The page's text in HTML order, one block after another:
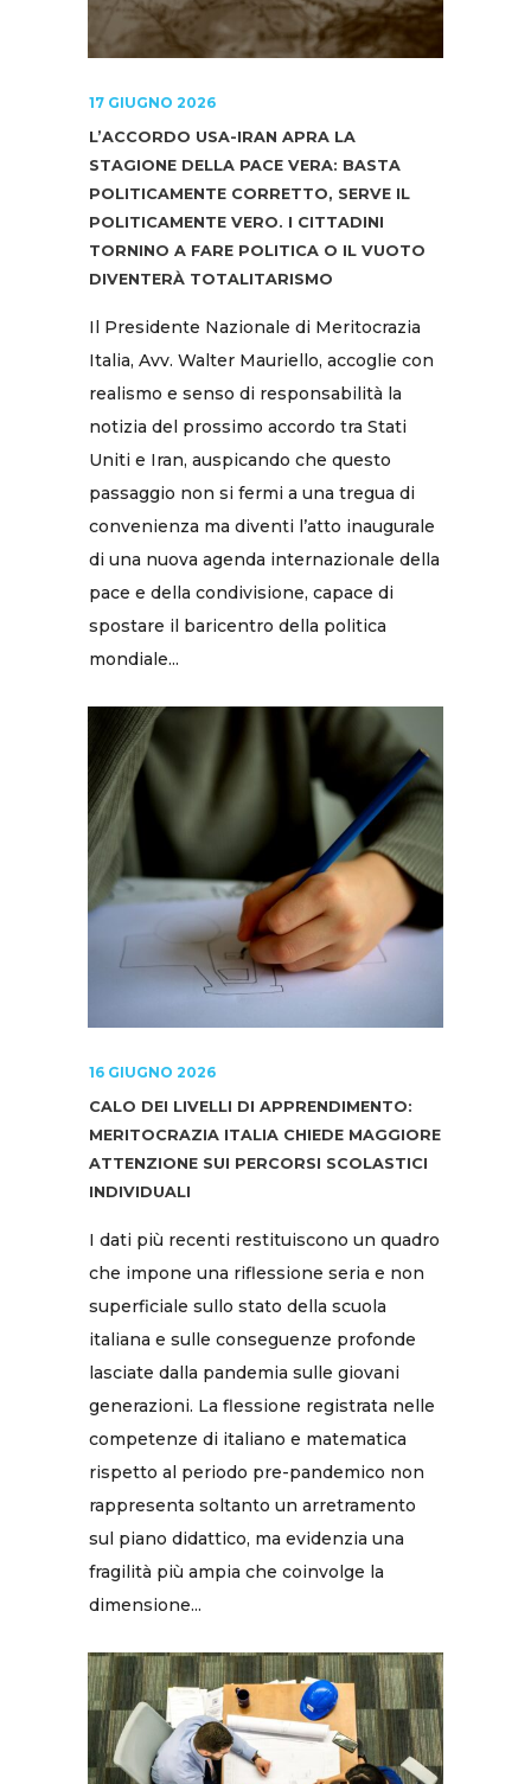
17 GIUGNO 2026
L’ACCORDO USA-IRAN APRA LA
STAGIONE DELLA PACE VERA: BASTA
POLITICAMENTE CORRETTO, SERVE IL
POLITICAMENTE VERO. I CITTADINI
TORNINO A FARE POLITICA O IL VUOTO
DIVENTERÀ TOTALITARISMO
Il Presidente Nazionale di Meritocrazia
Italia, Avv. Walter Mauriello, accoglie con
realismo e senso di responsabilità la
notizia del prossimo accordo tra Stati
Uniti e Iran, auspicando che questo
passaggio non si fermi a una tregua di
convenienza ma diventi l’atto inaugurale
di una nuova agenda internazionale della
pace e della condivisione, capace di
spostare il baricentro della politica
mondiale...
16 GIUGNO 2026
CALO DEI LIVELLI DI APPRENDIMENTO:
MERITOCRAZIA ITALIA CHIEDE MAGGIORE
ATTENZIONE SUI PERCORSI SCOLASTICI
INDIVIDUALI
I dati più recenti restituiscono un quadro
che impone una riflessione seria e non
superficiale sullo stato della scuola
italiana e sulle conseguenze profonde
lasciate dalla pandemia sulle giovani
generazioni. La flessione registrata nelle
competenze di italiano e matematica
rispetto al periodo pre-pandemico non
rappresenta soltanto un arretramento
sul piano didattico, ma evidenzia una
fragilità più ampia che coinvolge la
dimensione...